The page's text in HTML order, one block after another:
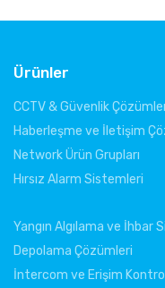
Ürünler
CCTV & Güvenlik
Haberleşme ve İletişim
Network Ürün Grupları
Hırsız Alarm Sistemleri
Yangın Algılama ve İhbar
Depolama Çözümleri
İntercom ve Erişim